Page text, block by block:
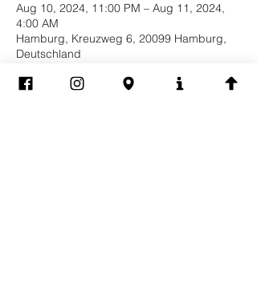
Aug 10, 2024, 11:00 PM – Aug 11, 2024,
4:00 AM
Hamburg, Kreuzweg 6, 20099 Hamburg,
Deutschland